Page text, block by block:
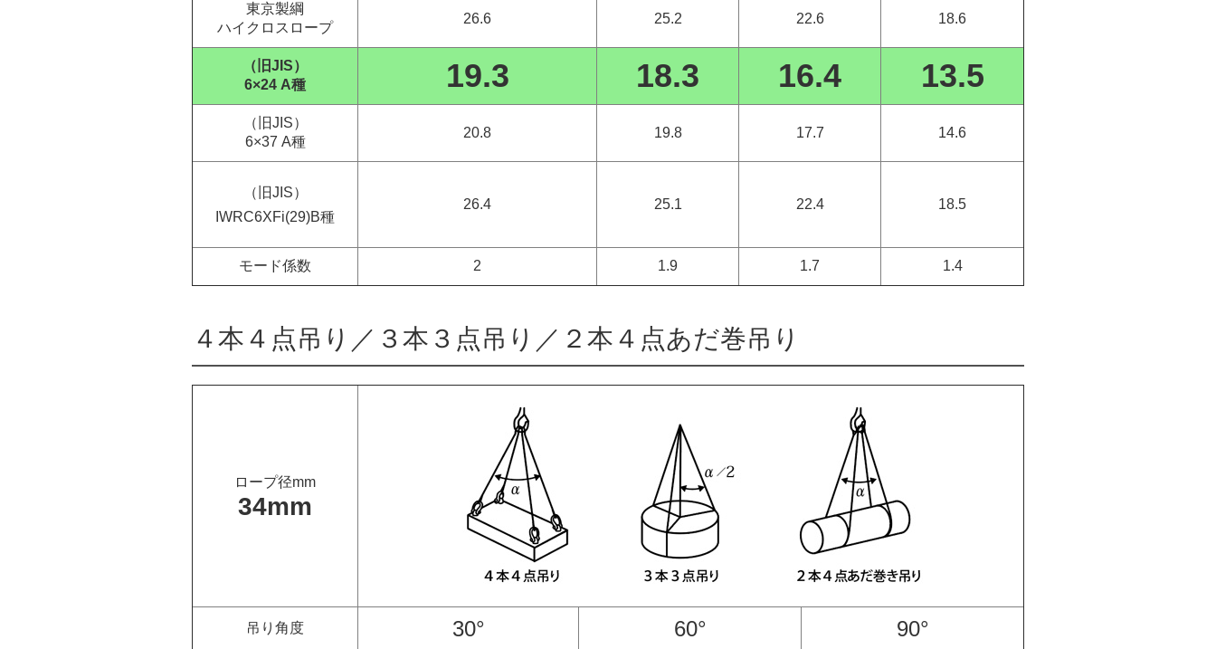
東京製綱
ハイクロスロープ
26.6 25.2 22.6 18.6
（旧JIS）
6×24 A種
19.3 18.3 16.4 13.5
（旧JIS）
6×37 A種
20.8 19.8 17.7 14.6
（旧JIS）
IWRC6XFi(29)B種
26.4 25.1 22.4 18.5
モード係数 2 1.9 1.7 1.4
４本４点吊り／３本３点吊り／２本４点あだ巻吊り
ロープ径mm
34mm
吊り角度 30° 60° 90°